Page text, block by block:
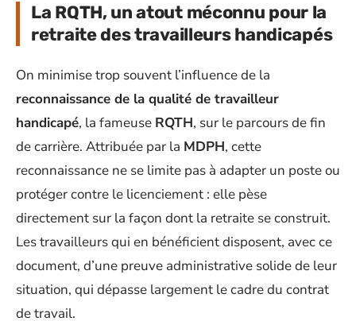
La RQTH, un atout méconnu pour la
retraite des travailleurs handicapés
On minimise trop souvent l’influence de la
reconnaissance de la qualité de travailleur
handicapé, la fameuse RQTH, sur le parcours de fin
de carrière. Attribuée par la MDPH, cette
reconnaissance ne se limite pas à adapter un poste ou
protéger contre le licenciement : elle pèse
directement sur la façon dont la retraite se construit.
Les travailleurs qui en bénéficient disposent, avec ce
document, d’une preuve administrative solide de leur
situation, qui dépasse largement le cadre du contrat
de travail.